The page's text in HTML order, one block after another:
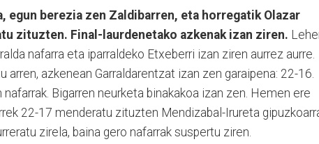
egun berezia zen Zaldibarren, eta horregatik Olazar
zituzten. Final-laurdenetako azkenak izan ziren.
nafarra eta iparraldeko Etxeberri izan ziren aurrez aurre.
arren, azkenean Garraldarentzat izan zen garaipena: 22-16.
Bigarren neurketa binakakoa izan zen. Hemen ere
22-17 menderatu zituzten Mendizabal-Irureta
zirela, baina gero nafarrak suspertu ziren.